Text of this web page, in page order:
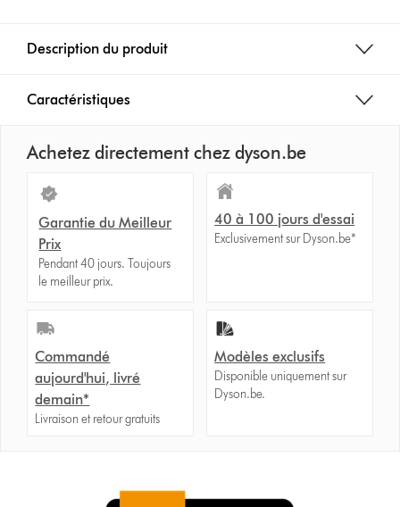
Description du produit
Caractéristiques
Achetez directement chez dyson.be
Garantie du Meilleur
Prix
Pendant 40 jours. Toujours
le meilleur prix.
40 à 100 jours d'essai
Exclusivement sur Dyson.be*
Commandé
aujourd'hui, livré
demain*
Livraison et retour gratuits
Modèles exclusifs
Disponible uniquement sur
Dyson.be.